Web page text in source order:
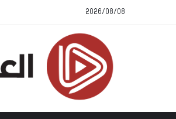
2026/08/08